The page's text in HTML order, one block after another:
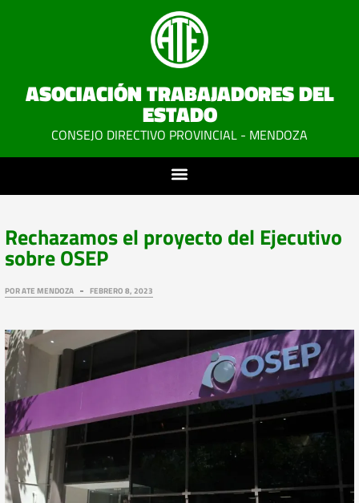
ASOCIACIÓN TRABAJADORES DEL
ESTADO
CONSEJO DIRECTIVO PROVINCIAL - MENDOZA
Rechazamos el proyecto del Ejecutivo
sobre OSEP
PORATE MENDOZA FEBRERO 8, 2023